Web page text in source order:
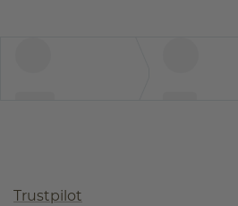
Trustpilot